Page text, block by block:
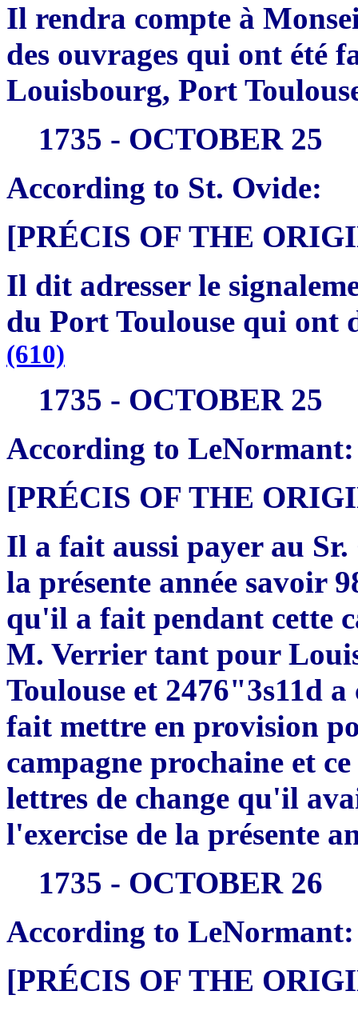
Il rendra compte à
des ouvrages qui ont été
Louisbourg, Port
1735 - OCTOBER 25
According to St. Ovide:
[PRÉCIS OF THE
Il dit adresser le
du Port Toulouse qui ont
(610)
1735 - OCTOBER 25
According to LeNormant:
[PRÉCIS OF THE
Il a fait aussi payer au Sr.
la présente année savoir
qu'il a fait pendant cette
M. Verrier tant pour
Toulouse et 2476"3s11d
fait mettre en provision
campagne prochaine et
lettres de change qu'il
l'exercise de la présente
1735 - OCTOBER 26
According to LeNormant:
[PRÉCIS OF THE